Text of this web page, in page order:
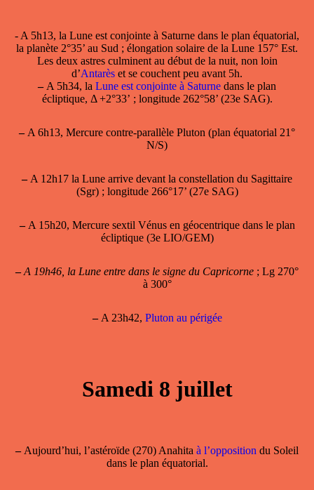
- A 5h13, la Lune est conjointe à Saturne dans le plan équatorial,
la planète 2°35’ au Sud ; élongation solaire de la Lune 157° Est.
Les deux astres culminent au début de la nuit, non loin
d’Antarès et se couchent peu avant 5h.
–A 5h34, la Lune est conjointe à Saturne dans le plan
écliptique, Δ +2°33’ ; longitude 262°58’ (23e SAG).
–A 6h13, Mercure contre-parallèle Pluton (plan équatorial 21°
N/S)
–A 12h17 la Lune arrive devant la constellation du Sagittaire
(Sgr) ; longitude 266°17’ (27e SAG)
–A 15h20, Mercure sextil Vénus en géocentrique dans le plan
écliptique (3e LIO/GEM)
– A 19h46, la Lune entre dans le signe du Capricorne ; Lg 270°
à 300°
–A 23h42, Pluton au périgée
Samedi 8 juillet
–Aujourd’hui, l’astéroïde (270) Anahita à l’opposition du Soleil
dans le plan équatorial.